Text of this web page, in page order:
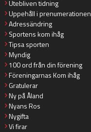
Utebliven tidning
Uppehåll i prenumerationen
Adressändring
Sportens kom ihåg
Tipsa sporten
Myndig
100 ord från din förening
Föreningarnas Kom ihåg
Gratulerar
Ny på Åland
Nyans Ros
Nygifta
Vi firar